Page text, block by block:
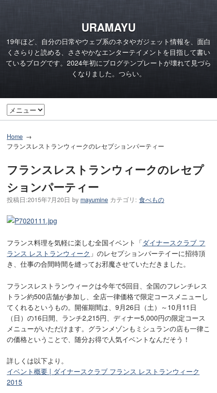
URAMAYU
19年ほど、自分の日常やウェブ系のネタやガジェット情報を、面白
くさらりと読める、ささやかなエンターテイメントを目指して書い
ているブログです。2024年初にブログテンプレートが壊れて見づら
くなりました。つらい。
Home
フランスレストランウィークのレセプションパーティー
フランスレストランウィークのレセプ
ションパーティー
投稿日:2015年7月20日 by mayumine カテゴリ: 食べもの
フランス料理を気軽に楽しむ全国イベント「ダイナースクラブ フ
ランス レストランウィーク 」のレセプションパーテイーに招待頂
き、仕事の合間時間を縫ってお邪魔させていただきました。
フランスレストランウィークは今年で5回目、全国のフレンチレス
トラン約500店舗が参加し、全店一律価格で限定コースメニューし
てくれるというもの。開催期間は、9月26日（土）～10月11日
（日）の16日間、ランチ2,215円、ディナー5,000円の限定コース
メニューがいただけます。グランメゾンもミシュランの店も一律こ
の価格ということで、随分お得で人気イベントなんだそう！
詳しくは以下より。
イベント概要 | ダイナースクラブ フランス レストランウィーク
2015